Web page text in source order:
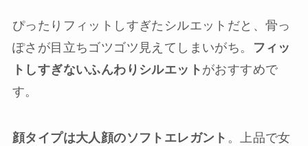
ぴったりフィットしすぎたシルエットだと、骨っ
ぽさが目立ちゴツゴツ見えてしまいがち。
フィッ
トしすぎないふんわりシルエット がおすすめで
す。
顔タイプは大人顔のソフトエレガント 。上品で女